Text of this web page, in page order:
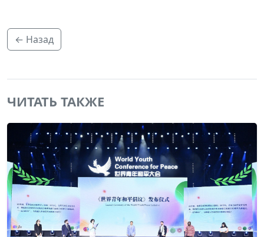
← Назад
ЧИТАТЬ ТАКЖЕ